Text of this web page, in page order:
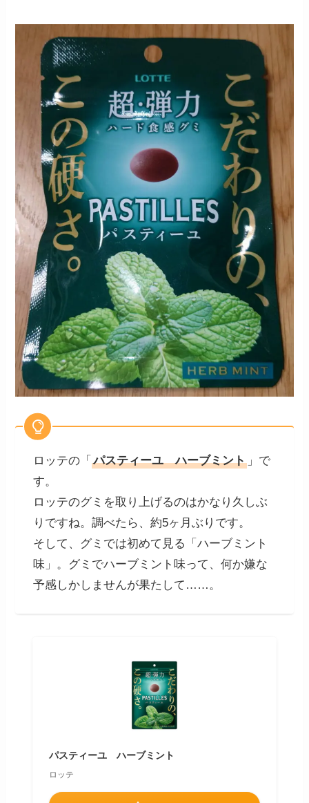
ロッテの「 パスティーユ ハーブミント」で
す。
ロッテのグミを取り上げるのはかなり久しぶ
りですね。調べたら、約5ヶ月ぶりです。
そして、グミでは初めて見る「ハーブミント
味」。グミでハーブミント味って、何か嫌な
予感しかしませんが果たして……。
パスティーユ ハーブミント
ロッテ